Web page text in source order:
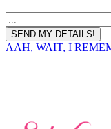
AAH, WAIT, I